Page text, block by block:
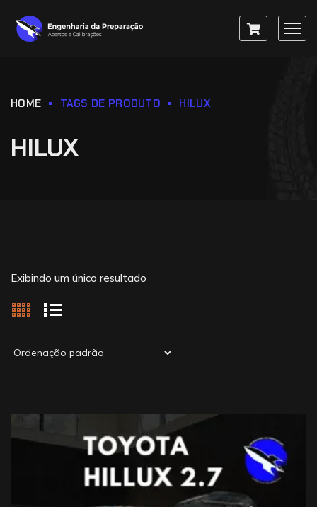
HOME TAGS DE PRODUTO HILUX
HILUX
Exibindo um único resultado